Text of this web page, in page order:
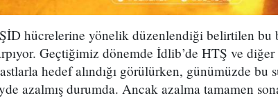
hücrelerine yönelik düzenlendiği belirtilen bu
Geçtiğimiz dönemde İdlib’de HTŞ ve diğer
hedef alındığı görülürken, günümüzde bu
azalmış durumda. Ancak azalma tamamen